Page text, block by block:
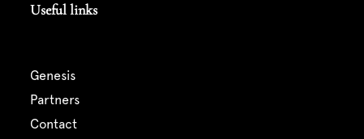
Useful links
genesis
partners
contact